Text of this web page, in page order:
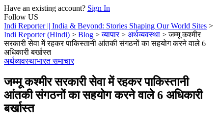
Have an existing account? Sign In
Follow US
Indi Reporter || India & Beyond: Stories Shaping Our World Sites >
Indi Reporter (Hindi) > Blog >व्यापार> अर्थव्यवस्था >जम्मू कश्मीर
सरकारी सेवा में रहकर पाकिस्तानी आंतकी संगठनों का सहयोग करने वाले 6
अधिकारी बर्खास्त
अर्थव्यवस्थाभारत समाचार
जम्मू कश्मीर सरकारी सेवा में रहकर पाकिस्तानी
आंतकी संगठनों का सहयोग करने वाले 6 अधिकारी
बर्खास्त